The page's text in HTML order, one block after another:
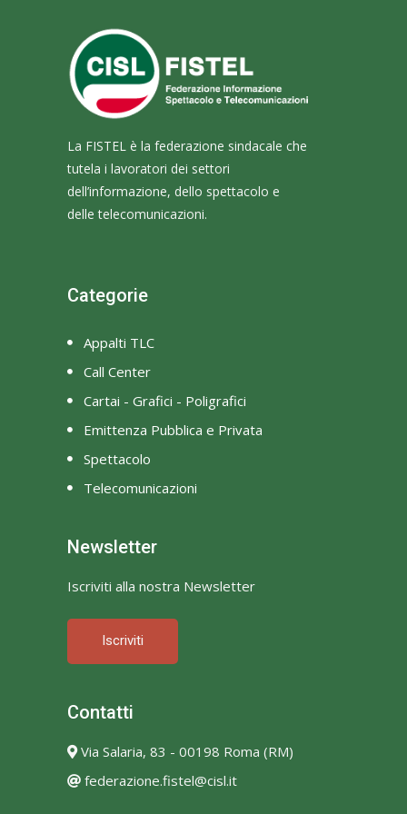
La FISTEL è la federazione sindacale che
tutela i lavoratori dei settori
dell’informazione, dello spettacolo e
delle telecomunicazioni.
Categorie
Appalti TLC
Call Center
Cartai - Grafici - Poligrafici
Emittenza Pubblica e Privata
Spettacolo
Telecomunicazioni
Newsletter
Iscriviti alla nostra Newsletter
Iscriviti
Contatti
Via Salaria, 83 - 00198 Roma (RM)
federazione.fistel@cisl.it